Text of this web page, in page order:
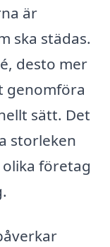
är
ska städas.
desto mer
genomföra
sätt. Det
storleken
företag